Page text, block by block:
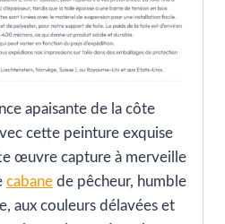
apaisante de la côte
cette peinture exquise
œuvre capture à merveille
cabane de pêcheur, humble
aux couleurs délavées et